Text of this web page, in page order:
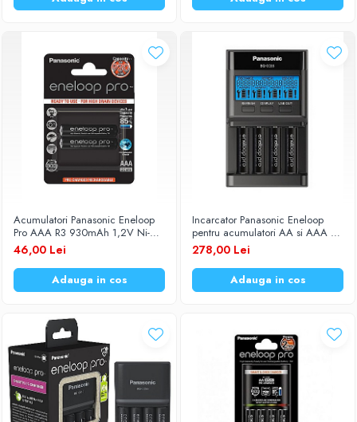
Acumulatori Panasonic Eneloop
Pro AAA R3 930mAh 1,2V Ni-
MH BK-4HCDE/2BE set 2 buc.
46,00 Lei
Adauga in cos
Incarcator Panasonic Eneloop
pentru acumulatori AA si AAA Ni-
MH 1.2V cu iesire USB si
incarcare individuala BQ-CC65
278,00 Lei
Adauga in cos